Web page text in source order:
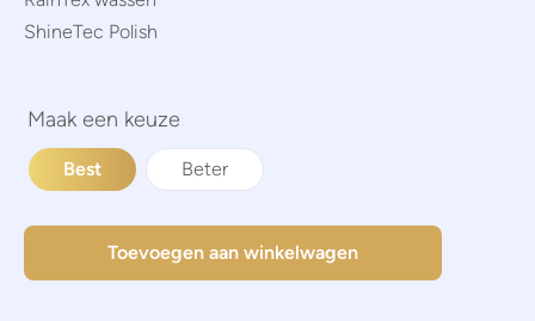
ShineTec Polish
Best Beter
Toevoegen aan winkelwagen